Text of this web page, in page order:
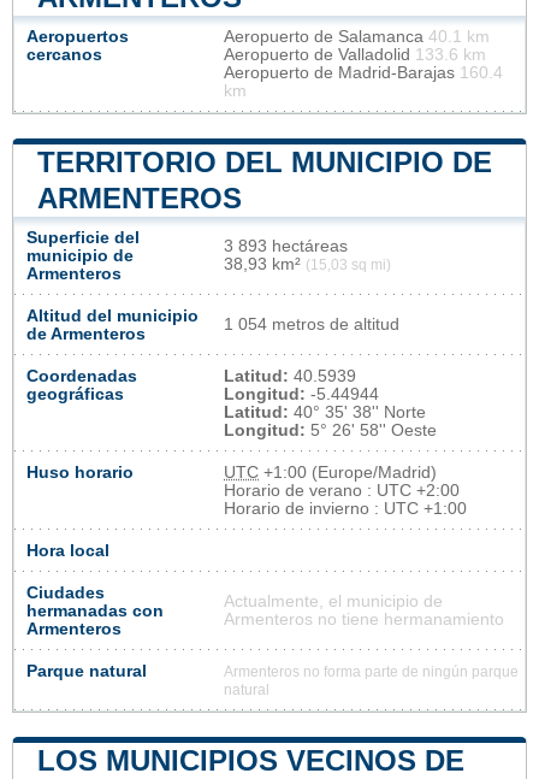
Aeropuertos
cercanos
Aeropuerto de Salamanca 40.1 km
Aeropuerto de Valladolid 133.6 km
Aeropuerto de Madrid-Barajas 160.4
km
TERRITORIO DEL MUNICIPIO DE
ARMENTEROS
Superficie del
municipio de
Armenteros
3 893 hectáreas
38,93 km² (15,03 sq mi)
Altitud del municipio
de Armenteros
1 054 metros de altitud
Coordenadas
geográficas
Latitud: 40.5939
Longitud: -5.44944
Latitud: 40° 35' 38'' Norte
Longitud: 5° 26' 58'' Oeste
Huso horario UTC +1:00 (Europe/Madrid)
Horario de verano : UTC +2:00
Horario de invierno : UTC +1:00
Hora local
Ciudades
hermanadas con
Armenteros
Actualmente, el municipio de
Armenteros no tiene hermanamiento
Parque natural
Armenteros no forma parte de ningún parque
natural
LOS MUNICIPIOS VECINOS DE